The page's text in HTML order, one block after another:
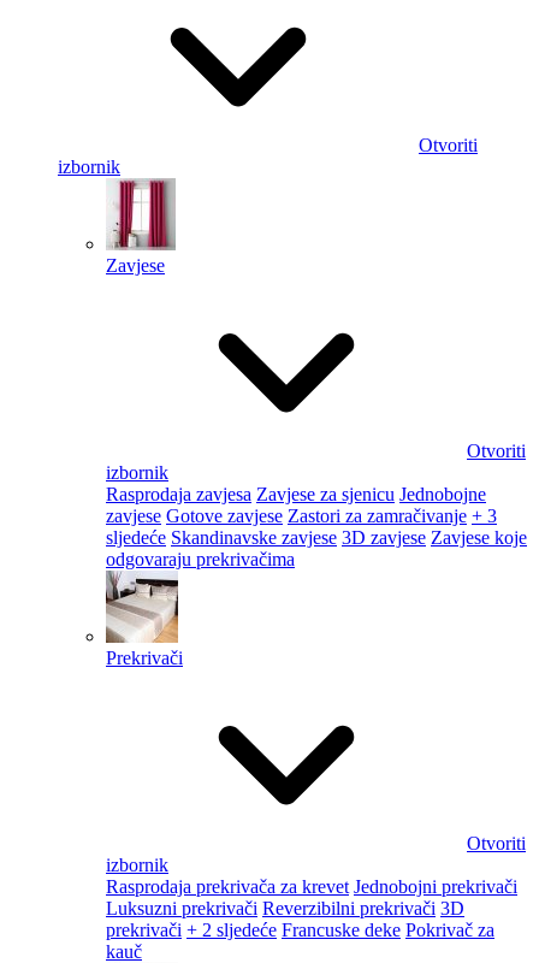
Otvoriti
izbornik
Zavjese
Otvoriti
izbornik
Rasprodaja zavjesa Zavjese za sjenicu Jednobojne
zavjese Gotove zavjese Zastori za zamračivanje + 3
sljedeće Skandinavske zavjese 3D zavjese Zavjese koje
odgovaraju prekrivačima
Prekrivači
Otvoriti
izbornik
Rasprodaja prekrivača za krevet Jednobojni prekrivači
Luksuzni prekrivači Reverzibilni prekrivači 3D
prekrivači + 2 sljedeće Francuske deke Pokrivač za
kauč